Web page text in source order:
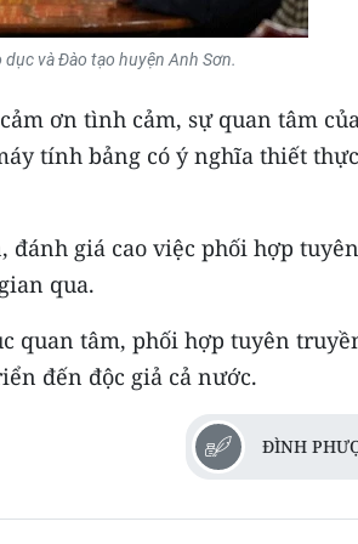
và Đào tạo huyện Anh Sơn.
ơn tình cảm, sự quan tâm
tính bảng có ý nghĩa thiết
đánh giá cao việc phối hợp tuyên
qua.
quan tâm, phối hợp tuyên
đến độc giả cả nước.
ĐÌNH